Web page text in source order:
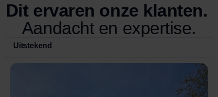
Dit ervaren onze klanten.
Aandacht en expertise.
Uitstekend